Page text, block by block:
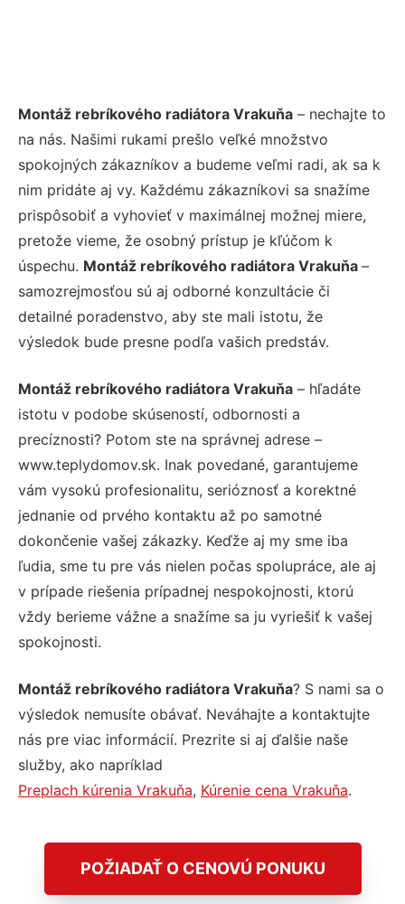
Montáž rebríkového radiátora Vrakuňa – nechajte to
na nás. Našimi rukami prešlo veľké množstvo
spokojných zákazníkov a budeme veľmi radi, ak sa k
nim pridáte aj vy. Každému zákazníkovi sa snažíme
prispôsobiť a vyhovieť v maximálnej možnej miere,
pretože vieme, že osobný prístup je kľúčom k
úspechu. Montáž rebríkového radiátora Vrakuňa –
samozrejmosťou sú aj odborné konzultácie či
detailné poradenstvo, aby ste mali istotu, že
výsledok bude presne podľa vašich predstáv.
Montáž rebríkového radiátora Vrakuňa – hľadáte
istotu v podobe skúseností, odbornosti a
precíznosti? Potom ste na správnej adrese –
www.teplydomov.sk. Inak povedané, garantujeme
vám vysokú profesionalitu, serióznosť a korektné
jednanie od prvého kontaktu až po samotné
dokončenie vašej zákazky. Keďže aj my sme iba
ľudia, sme tu pre vás nielen počas spolupráce, ale aj
v prípade riešenia prípadnej nespokojnosti, ktorú
vždy berieme vážne a snažíme sa ju vyriešiť k vašej
spokojnosti.
Montáž rebríkového radiátora Vrakuňa? S nami sa o
výsledok nemusíte obávať. Neváhajte a kontaktujte
nás pre viac informácií. Prezrite si aj ďalšie naše
služby, ako napríklad
Preplach kúrenia Vrakuňa, Kúrenie cena Vrakuňa.
POŽIADAŤ O CENOVÚ PONUKU